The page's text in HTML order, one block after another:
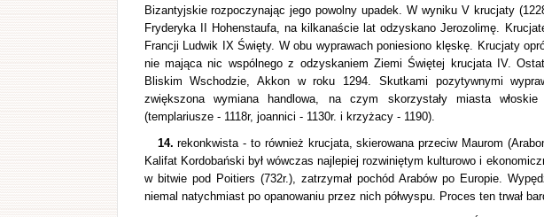
Bizantyjskie rozpoczynając jego powolny upadek. W wyniku V krucjaty
Fryderyka II Hohenstaufa, na kilkanaście lat odzyskano Jerozolimę.
Francji Ludwik IX Święty. W obu wyprawach poniesiono klęskę. Krucjaty
nie mająca nic wspólnego z odzyskaniem Ziemi Świętej krucjata IV.
Bliskim Wschodzie, Akkon w roku 1294. Skutkami pozytywnymi
zwiększona wymiana handlowa, na czym skorzystały miasta
(templariusze - 1118r, joannici - 1130r. i krzyżacy - 1190).
14. rekonkwista - to również krucjata, skierowana przeciw Maurom
Kalifat Kordobański był wówczas najlepiej rozwiniętym kulturowo i
w bitwie pod Poitiers (732r.), zatrzymał pochód Arabów po Europie.
niemal natychmiast po opanowaniu przez nich półwyspu. Proces ten trwał